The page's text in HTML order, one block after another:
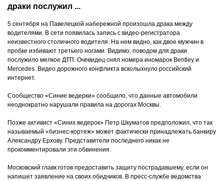
драки послужил ...
5 сентября на Павелецкой набережной произошла драка между
водителями. В сети появилась запись с видео-регистратора
неизвестного столичного водителя. На нем видно, как двое мужчин в
пробке избивают третьего ногами. Видимо, поводом для драки
послужило мелкое ДТП. Очевидец снял номера иномарок Bentley и
Mercedes. Видео дорожного конфликта всколыхнуло российский
интернет.
Сообщество «Синие ведерки» сообщило, что данные автомобили
неоднократно нарушали правила на дорогах Москвы.
Позже активист «Синих ведерок» Петр Шкуматов предположил, что так
называемый «бизнес-кортеж» может фактически принадлежать банкиру
Александру Ерхову. Представители последнего никак не
прокомментировали эти обвинения.
Московский главк готов предоставить защиту пострадавшему, если он
напишет заявление на своих обидчиков. В пресс-службе ведомства